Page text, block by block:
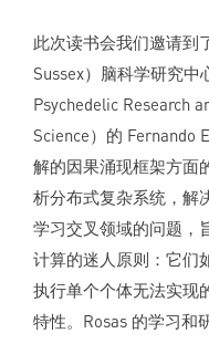
此次读书会我们邀请到
Sussex）脑科学研究
Psychedelic Research
Science）的 Fernando
解的因果涌现框架方面
析分布式复杂系统，解
学习交叉领域的问题，
计算的迷人原则：它们
执行单个个体无法实现
特性。Rosas 的学习和